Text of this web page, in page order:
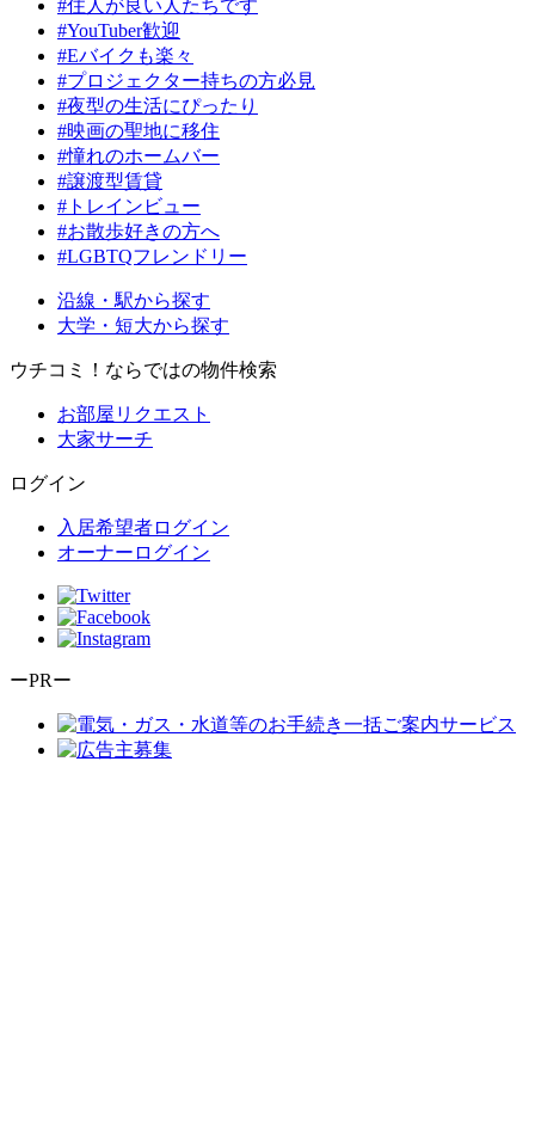
#住人が良い人たちです
#YouTuber歓迎
#Eバイクも楽々
#プロジェクター持ちの方必見
#夜型の生活にぴったり
#映画の聖地に移住
#憧れのホームバー
#譲渡型賃貸
#トレインビュー
#お散歩好きの方へ
#LGBTQフレンドリー
沿線・駅から探す
大学・短大から探す
ウチコミ！ならではの物件検索
お部屋リクエスト
大家サーチ
ログイン
入居希望者ログイン
オーナーログイン
ーPRー